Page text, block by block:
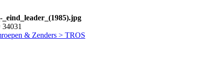
_eind_leader_(1985).jpg
34031
& Zenders > TROS